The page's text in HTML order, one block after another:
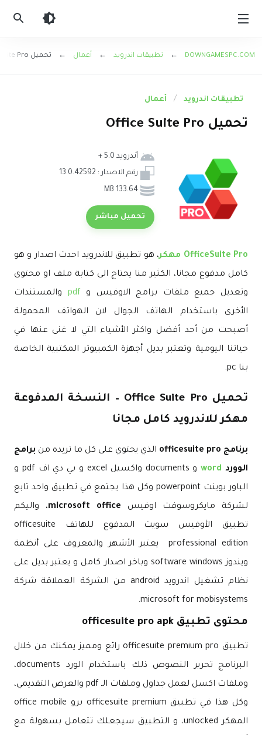
DOWNGAMESPC.COM
← تطبيقات اندرويد ← أعمال ← تحميل Office Suite Pro
تطبيقات اندرويد أعمال
تحميل Office Suite Pro
أندرويد 5.0 +
رقم الاصدار : 13.0.42592
133.64 MB
تحميل مباشر
OfficeSuite Pro مهكر
، هو تطبيق للاندرويد احدث اصدار و هو
كامل مدفوع مجانا، الكثير منا يحتاج الى كتابة ملف او محتوى
وتعديل جميع ملفات برامج الاوفيس و pdf والمستندات
الأخرى باستخدام الهاتف الجوال لان الهواتف المحمولة
أصبحت من أحد أفضل واكثر الأشياء التي لا غنى عنها في
حياتنا اليومية وتعتبر بديل أجهزة الكمبيوتر المكتبية الخاصة
بنا pc.
تحميل Office Suite Pro – النسخة المدفوعة
مهكر للاندرويد كامل مجانا
برنامج officesuite pro الذي يحتوي على كل ما تريده من برامج
الوورد word
و documents واكسيل excel و بي دي اف pdf و
الباور بوينت powerpoint وكل هذا يجتمع في تطبيق واحد تابع
لشركة مايكروسوفت اوفيس microsoft office، واليكم
تطبيق الأوفيس سويت المدفوع للهاتف officesuite
professional edition يعتبر الأشهر والمعروف على أنظمة
ويندوز software windows وباخر اصدار كامل و يعتبر بديل على
نظام تشغيل اندرويد android من الشركة العملاقة شركة
microsoft for mobisystems.
محتوى تطبيق officesuite pro apk
تطبيق officesuite premium pro رائع ومميز يمكنك من خلال
البرنامج تحرير النصوص ذلك باستخدام الورد documents،
وملفات اكسل لعمل جداول وملفات الـ pdf والعرض التقديمي،
وكل هذا في تطبيق officesuite premium برو office mobile
المهكر unlocked، و التطبيق سيجعلك تتعامل بسهولة مع